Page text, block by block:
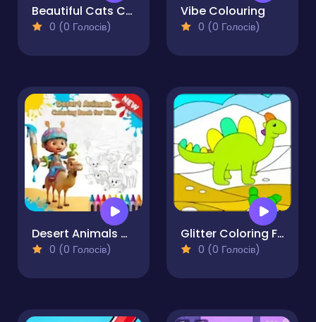
Beautiful Cats Coloring Book
0 (0 Голосів)
Vibe Colouring
0 (0 Голосів)
Desert Animals Coloring Book for Kids
0 (0 Голосів)
Glitter Coloring For Kids
0 (0 Голосів)